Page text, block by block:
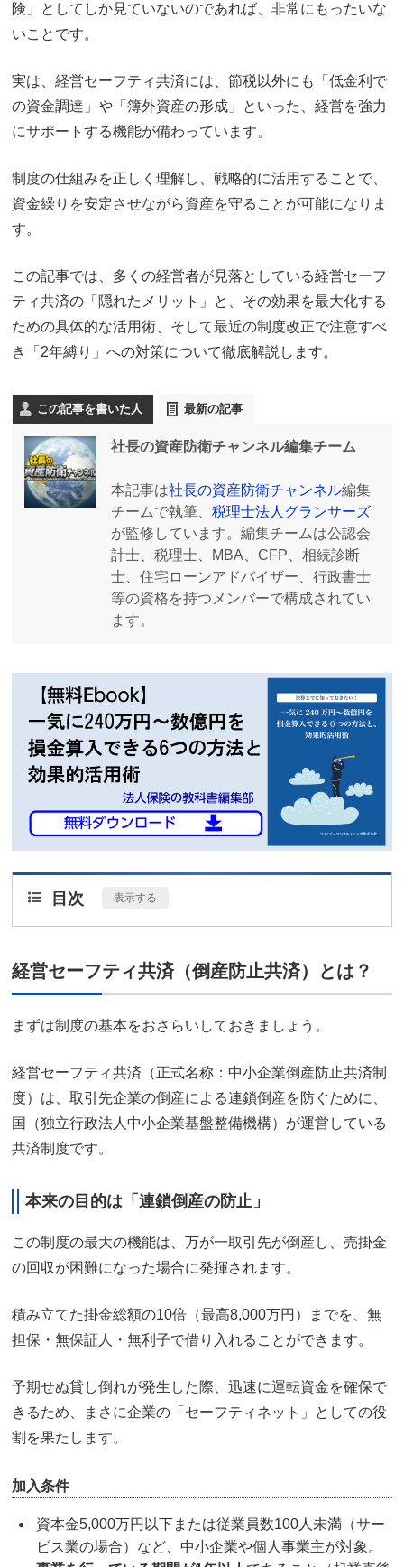
険」としてしか見ていないのであれば、非常にもったいな
いことです。
実は、経営セーフティ共済には、節税以外にも「低金利で
の資金調達」や「簿外資産の形成」といった、経営を強力
にサポートする機能が備わっています。
制度の仕組みを正しく理解し、戦略的に活用することで、
資金繰りを安定させながら資産を守ることが可能になりま
す。
この記事では、多くの経営者が見落としている経営セーフ
ティ共済の「隠れたメリット」と、その効果を最大化する
ための具体的な活用術、そして最近の制度改正で注意すべ
き「2年縛り」への対策について徹底解説します。
この記事を書いた人 最新の記事
社長の資産防衛チャンネル編集チーム
本記事は社長の資産防衛チャンネル編集
チームで執筆、 税理士法人グランサーズ
が監修しています。編集チームは公認会
計士、税理士、MBA、CFP、相続診断
士、住宅ローンアドバイザー、行政書士
等の資格を持つメンバーで構成されてい
ます。
目次 表示する
経営セーフティ共済（倒産防止共済）とは？
まずは制度の基本をおさらいしておきましょう。
経営セーフティ共済（正式名称：中小企業倒産防止共済制
度）は、取引先企業の倒産による連鎖倒産を防ぐために、
国（独立行政法人中小企業基盤整備機構）が運営している
共済制度です。
本来の目的は「連鎖倒産の防止」
この制度の最大の機能は、万が一取引先が倒産し、売掛金
の回収が困難になった場合に発揮されます。
積み立てた掛金総額の10倍（最高8,000万円）までを、無
担保・無保証人・無利子で借り入れることができます。
予期せぬ貸し倒れが発生した際、迅速に運転資金を確保で
きるため、まさに企業の「セーフティネット」としての役
割を果たします。
加入条件
資本金5,000万円以下または従業員数100人未満（サー
ビス業の場合）など、中小企業や個人事業主が対象。